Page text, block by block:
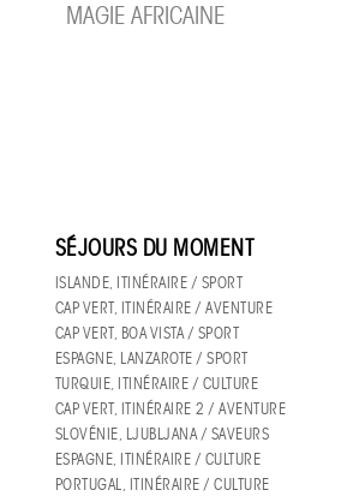
MAGIE AFRICAINE
SÉJOURS DU MOMENT
ISLANDE, ITINÉRAIRE / SPORT
CAP VERT, ITINÉRAIRE / AVENTURE
CAP VERT, BOA VISTA / SPORT
ESPAGNE, LANZAROTE / SPORT
TURQUIE, ITINÉRAIRE / CULTURE
CAP VERT, ITINÉRAIRE 2 / AVENTURE
SLOVÉNIE, LJUBLJANA / SAVEURS
ESPAGNE, ITINÉRAIRE / CULTURE
PORTUGAL, ITINÉRAIRE / CULTURE